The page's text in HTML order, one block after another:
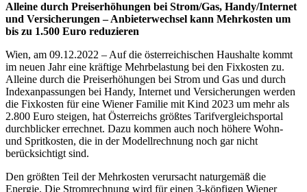
Alleine durch Preiserhöhungen bei Strom/Gas, Handy/Internet
und Versicherungen – Anbieterwechsel kann Mehrkosten um
bis zu 1.500 Euro reduzieren
Wien, am 09.12.2022 – Auf die österreichischen Haushalte kommt
im neuen Jahr eine kräftige Mehrbelastung bei den Fixkosten zu.
Alleine durch die Preiserhöhungen bei Strom und Gas und durch
Indexanpassungen bei Handy, Internet und Versicherungen werden
die Fixkosten für eine Wiener Familie mit Kind 2023 um mehr als
2.800 Euro steigen, hat Österreichs größtes Tarifvergleichsportal
durchblicker errechnet. Dazu kommen auch noch höhere Wohn-
und Spritkosten, die in der Modellrechnung noch gar nicht
berücksichtigt sind.
Den größten Teil der Mehrkosten verursacht naturgemäß die
Energie. Die Stromrechnung wird für einen 3-köpfigen Wiener